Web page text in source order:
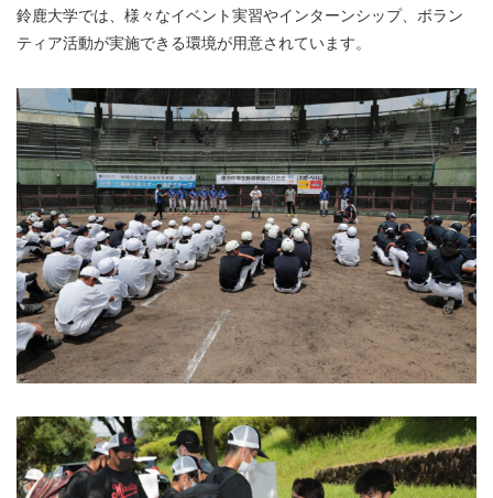
鈴鹿大学では、様々なイベント実習やインターンシップ、ボラン
ティア活動が実施できる環境が用意されています。